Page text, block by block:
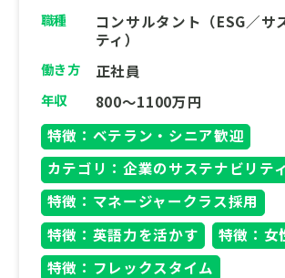
職種
コンサルタント（ESG／サ
ティ）
働き方 正社員
年収
800～1100万円
特徴：ベテラン・シニア歓迎
カテゴリ：企業のサステナビリテ
特徴：マネージャークラス採用
特徴：英語力を活かす
特徴：女
特徴：フレックスタイム